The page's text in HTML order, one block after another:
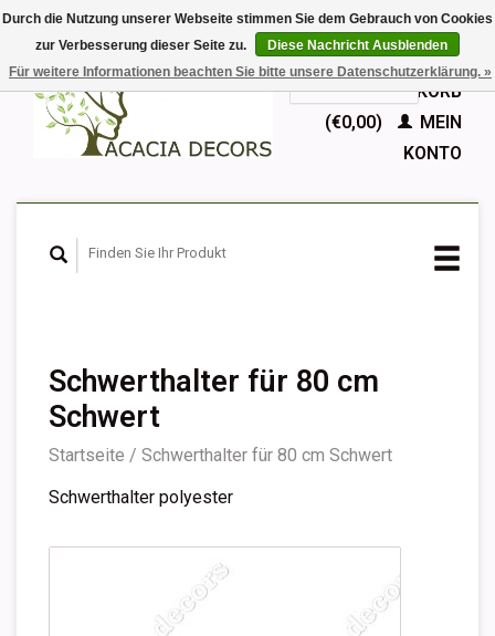
EUR
GBPDeutsch
Nederlands
English
IHR WARENKORB
(€0,00)
MEIN
KONTO
Schwerthalter für 80 cm
Schwert
Startseite / Schwerthalter für 80 cm Schwert
Schwerthalter polyester
Durch die Nutzung unserer Webseite stimmen Sie dem Gebrauch von Cookies
zur Verbesserung dieser Seite zu.
Diese Nachricht Ausblenden
Für weitere Informationen beachten Sie bitte unsere Datenschutzerklärung. »